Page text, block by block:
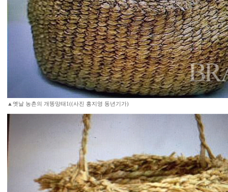
▲옛날 농촌의 개똥망태1((사진 홍지영 동년기가)